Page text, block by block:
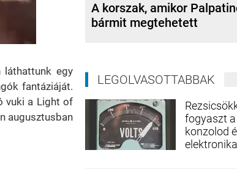
láthattunk egy
fantáziáját.
vuki a Light of
augusztusban
A korszak, amikor
bármit megtehetett
LEGOLVASOTTABBAK
fogyaszt a
konzolod